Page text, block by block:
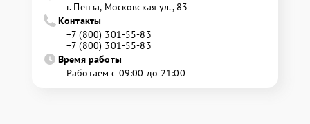
г. Пенза, Московская ул., 83
Контакты
+7 (800) 301-55-83
+7 (800) 301-55-83
Время работы
Работаем с 09:00 до 21:00